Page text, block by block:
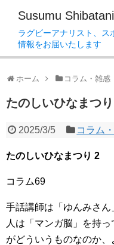
Susumu
ラグビーアナリスト、
情報をお届いたします
ホーム コラム・雑感
たのしいひなまつ
2025/3/5 コラム
たのしいひなまつり 2
コラム69
手話講師は「ゆんみさ
人は「マンガ脳」を持
がどういうものなのか